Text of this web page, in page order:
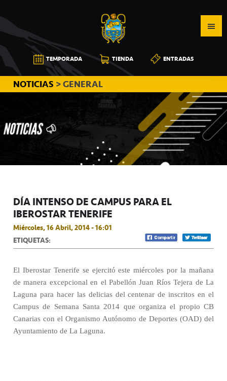
a
la
navegación
principal
al
contenido
principal
a
la
barra
lateral
principal
CB
CANARIAS
TEMPORADA TIENDA ENTRADAS
NOTICIAS > GENERAL
DÍA INTENSO DE CAMPUS PARA EL
IBEROSTAR TENERIFE
Miércoles, 16 Abril, 2014 - 16:01
ETIQUETAS:
El Iberostar Tenerife se ejercitó este miércoles por la mañana
de manera excepcional en el Pabellón Juan Ríos Tejera de La
Laguna para hacer las delicias del centenar de inscritos en el
Campus de Semana Santa 2014 que organiza el propio CB
Canarias con el Organismo Autónomo de Deportes (OAD) del
Ayuntamiento de La Laguna.